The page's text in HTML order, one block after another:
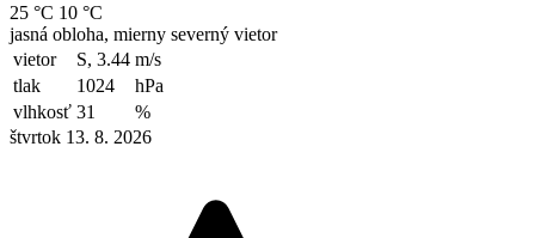
25 °C 10 °C
jasná obloha, mierny severný vietor
vietor
S, 3.44 m/s
tlak
1024
hPa
vlhkosť 31
%
štvrtok 13. 8. 2026